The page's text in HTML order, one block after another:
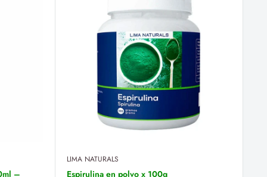
–
LIMA NATURALS
Espirulina en polvo x 100g